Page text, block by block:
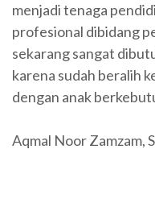
menjadi tenaga
profesional dibidang
sekarang sangat
karena sudah beralih
dengan anak
Aqmal Noor Zamzam,